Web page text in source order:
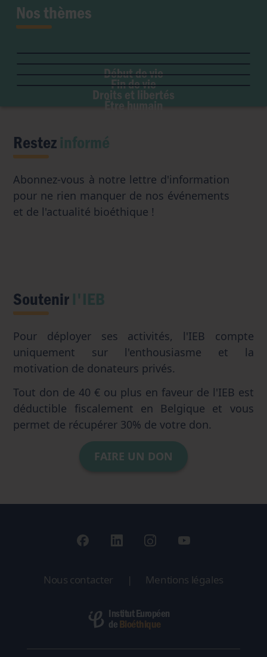
Nos thèmes
Début de vie
Fertilité et grossesse
Embryon
GPA
Avortement
Fin de vie
Euthanasie
Don d'organes
Droits et libertés
Liberté de conscience
Liberté institutionnelle
Accès aux origines
Être humain
Maladie & handicap
Genre & sexualité
Eugénisme
Transhumanisme
Restezinformé
Abonnez-vous à notre lettre d'information
pour ne rien manquer de nos événements
et de l'actualité bioéthique !
Soutenirl'IEB
Pour déployer ses activités, l'IEB compte
uniquement sur l'enthousiasme et la
motivation de donateurs privés.
Tout don de 40 € ou plus en faveur de l'IEB est
déductible fiscalement en Belgique et vous
permet de récupérer 30% de votre don.
FAIRE UN DON
Nous contacter | Mentions légales
Institut Européen
deBioéthique